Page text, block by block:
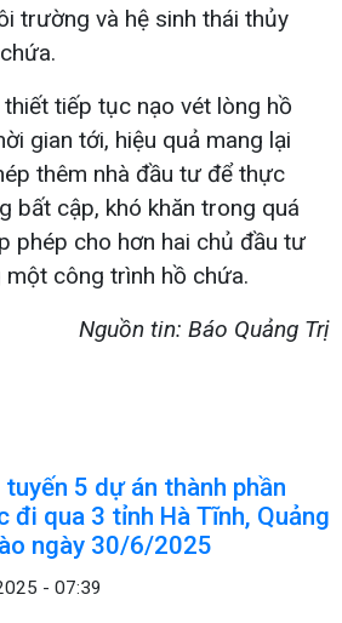
trường và hệ sinh thái thủy
tiếp tục nạo vét lòng hồ
gian tới, hiệu quả mang lại
thêm nhà đầu tư để thực
bất cập, khó khăn trong quá
phép cho hơn hai chủ đầu tư
công trình hồ chứa.
Nguồn tin: Báo Quảng Trị
5 dự án thành phần
qua 3 tỉnh Hà Tĩnh, Quảng
ngày 30/6/2025
- 07:39